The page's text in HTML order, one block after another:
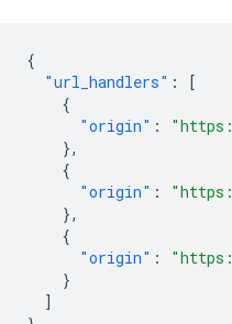
{
"url_handlers" :
[
{
"origin" :
},
{
"origin" :
},
{
"origin" :
}
]